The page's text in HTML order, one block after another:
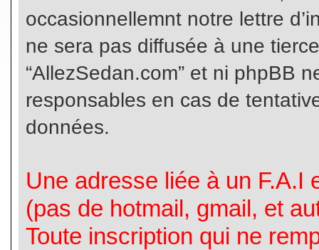
occasionnellemnt notre lettre
ne sera pas diffusée à une
“AllezSedan.com” et ni phpBB
responsables en cas de
données.
Une adresse liée à un F.A.I
(pas de hotmail, gmail, et
Toute inscription qui ne